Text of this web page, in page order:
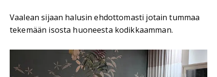
Vaalean sijaan halusin ehdottomasti jotain tummaa
tekemään isosta huoneesta kodikkaamman.